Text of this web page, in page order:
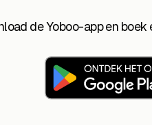
de Yoboo-app en